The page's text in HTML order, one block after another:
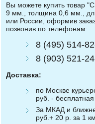
Вы можете купить товар
9 мм., толщина 0,6 мм.,
или России, оформив
позвонив по телефонам:
8 (495) 514-
8 (903) 521-
Доставка:
по Москве
руб. -
За МКАД и
руб.+ 20 р. за 1 км.